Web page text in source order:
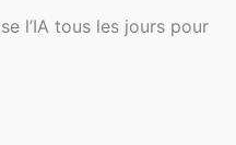
l’IA tous les jours pour